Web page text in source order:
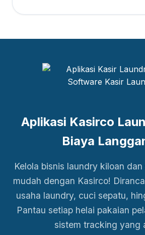
Aplikasi Kasirco
Biaya
Kelola bisnis laundry kiloan
mudah dengan Kasirco!
usaha laundry, cuci sepatu,
Pantau setiap helai pakaian
sistem tracking yang